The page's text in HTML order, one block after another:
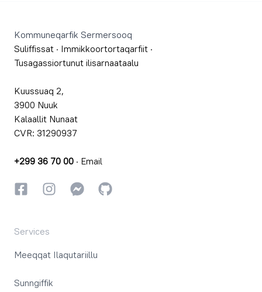
Kommuneqarfik Sermersooq
Suliffissat · Immikkoortortaqarfiit ·
Tusagassiortunut ilisarnaataalu
Kuussuaq 2,
3900 Nuuk
Kalaallit Nunaat
CVR: 31290937
+299 36 70 00 · Email
FacebookkiInstagrammiInstagrammi
GitHub
Services
Meeqqat Ilaqutariillu
Sunngiffik